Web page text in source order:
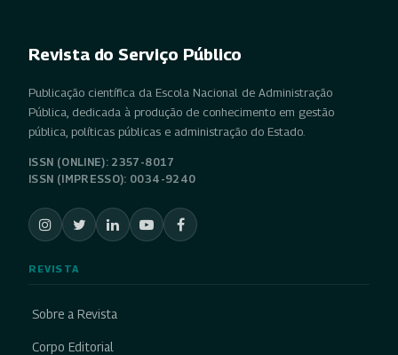
Revista do Serviço Público
Publicação científica da Escola Nacional de Administração
Pública, dedicada à produção de conhecimento em gestão
pública, políticas públicas e administração do Estado.
ISSN (ONLINE): 2357-8017
ISSN (IMPRESSO): 0034-9240
REVISTA
Sobre a Revista
Corpo Editorial